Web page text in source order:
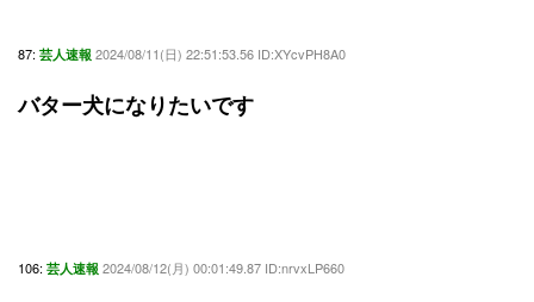
87: 芸人速報 2024/08/11(日) 22:51:53.56 ID:XYcvPH8A0
バター犬になりたいです
106: 芸人速報 2024/08/12(月) 00:01:49.87 ID:nrvxLP660